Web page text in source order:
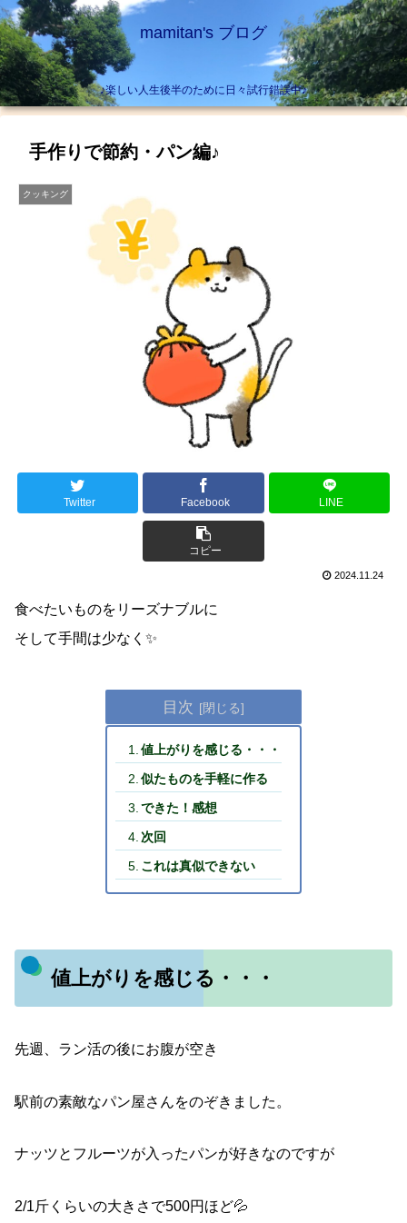
mamitan's ブログ
♪楽しい人生後半のために日々試行錯誤中♪
手作りで節約・パン編♪
クッキング
Twitter Facebook LINE
コピー
2024.11.24
食べたいものをリーズナブルに
そして手間は少なく✨
目次
値上がりを感じる・・・
似たものを手軽に作る
できた！感想
次回
これは真似できない
値上がりを感じる・・・
先週、ラン活の後にお腹が空き
駅前の素敵なパン屋さんをのぞきました。
ナッツとフルーツが入ったパンが好きなのですが
2/1斤くらいの大きさで500円ほど💦